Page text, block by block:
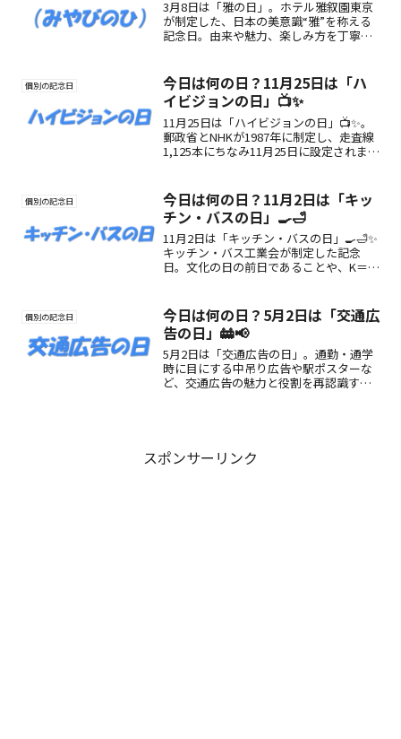
3月8日は「雅の日」。ホテル雅叙園東京
が制定した、日本の美意識“雅”を称える
記念日。由来や魅力、楽しみ方を丁寧に
個別の記念日
今日は何の日？11月25日は「ハ
イビジョンの日」📺✨
11月25日は「ハイビジョンの日」📺✨。
郵政省とNHKが1987年に制定し、走査線
1,125本にちなみ11月25日に設定されまし
個別の記念日
今日は何の日？11月2日は「キッ
チン・バスの日」🍳🛁
11月2日は「キッチン・バスの日」🍳🛁✨
キッチン・バス工業会が制定した記念
日。文化の日の前日であることや、K＝
日です。
個別の記念日
今日は何の日？5月2日は「交通広
告の日」🚋📢
5月2日は「交通広告の日」。通勤・通学
時に目にする中吊り広告や駅ポスターな
ど、交通広告の魅力と役割を再認識する
スポンサーリンク